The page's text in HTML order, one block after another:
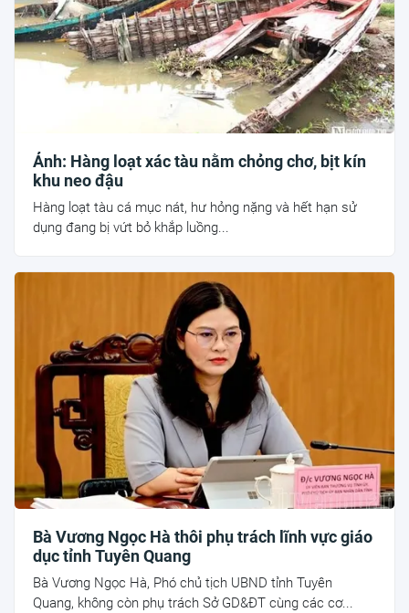
Ảnh: Hàng loạt xác tàu nằm chỏng chơ, bịt kín
khu neo đậu
Hàng loạt tàu cá mục nát, hư hỏng nặng và hết hạn sử
dụng đang bị vứt bỏ khắp luồng...
Bà Vương Ngọc Hà thôi phụ trách lĩnh vực giáo
dục tỉnh Tuyên Quang
Bà Vương Ngọc Hà, Phó chủ tịch UBND tỉnh Tuyên
Quang, không còn phụ trách Sở GD&ĐT cùng các cơ...